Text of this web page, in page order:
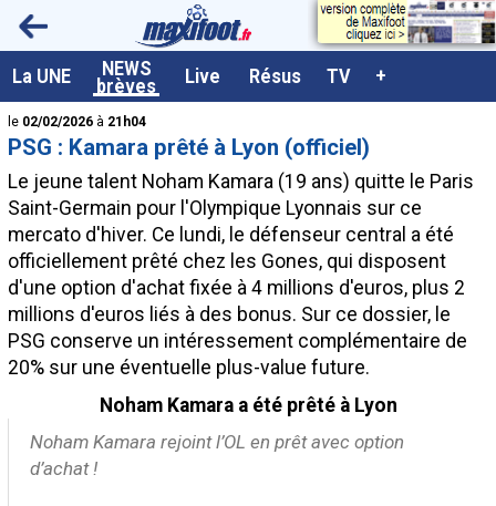
La UNE NEWS
brèves Live Résus TV +
<
le 02/02/2026 à 21h04
PSG : Kamara prêté à Lyon (officiel)
Le jeune talent Noham Kamara (19 ans) quitte le Paris
Saint-Germain pour l'Olympique Lyonnais sur ce
mercato d'hiver. Ce lundi, le défenseur central a été
officiellement prêté chez les Gones, qui disposent
d'une option d'achat fixée à 4 millions d'euros, plus 2
millions d'euros liés à des bonus. Sur ce dossier, le
PSG conserve un intéressement complémentaire de
20% sur une éventuelle plus-value future.
Noham Kamara a été prêté à Lyon
Noham Kamara rejoint l’OL en prêt avec option
d’achat !
A la UNE
Dernières brèves
Live / Matchs en direct
Résultats et Classements
Class. buteurs européens
Programme TV foot
Vidéos
Sondages
Tableau transferts L1
Taille de la police
Paramètrages / Options